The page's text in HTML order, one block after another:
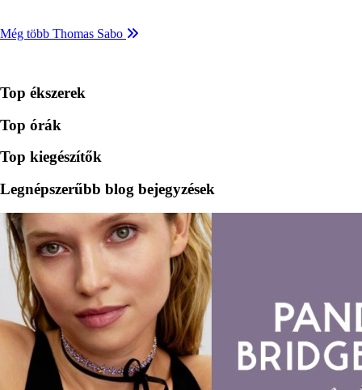
Még több Thomas Sabo
Top ékszerek
Top órák
Top kiegészítők
Legnépszerűbb blog bejegyzések